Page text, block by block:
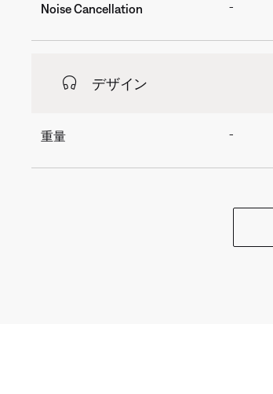
Noise Cancellation -
デザイン
重量 -